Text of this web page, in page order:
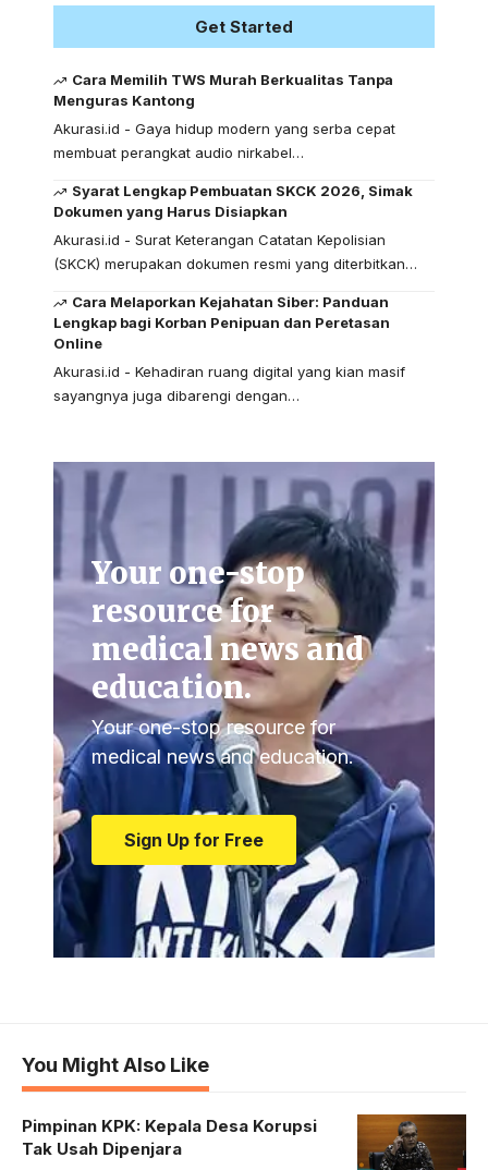
Get Started
Cara Memilih TWS Murah Berkualitas Tanpa
Menguras Kantong
Akurasi.id - Gaya hidup modern yang serba cepat
membuat perangkat audio nirkabel…
Syarat Lengkap Pembuatan SKCK 2026, Simak
Dokumen yang Harus Disiapkan
Akurasi.id - Surat Keterangan Catatan Kepolisian
(SKCK) merupakan dokumen resmi yang diterbitkan…
Cara Melaporkan Kejahatan Siber: Panduan
Lengkap bagi Korban Penipuan dan Peretasan
Online
Akurasi.id - Kehadiran ruang digital yang kian masif
sayangnya juga dibarengi dengan…
Your one-stop
resource for
medical news and
education.
Your one-stop resource for
medical news and education.
Sign Up for Free
You Might Also Like
Pimpinan KPK: Kepala Desa Korupsi
Tak Usah Dipenjara